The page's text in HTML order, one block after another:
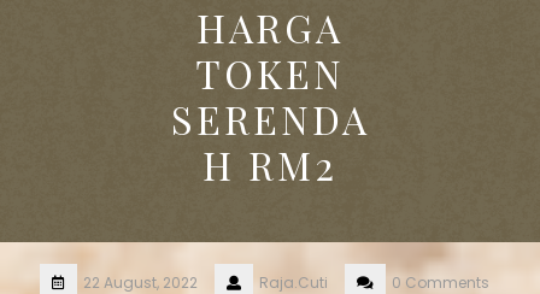
HARGA
TOKEN
SERENDA
H RM2
22 August, 2022 Raja.Cuti 0 Comments